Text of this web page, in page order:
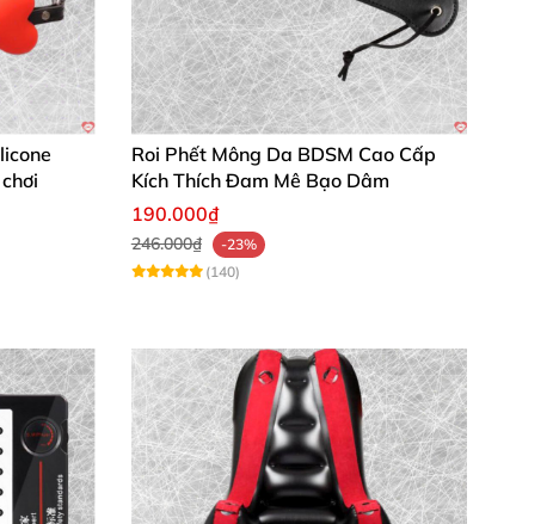
Roi Phết Mông Da BDSM Cao Cấp
Kích Thích Đam Mê Bạo Dâm
190.000₫
246.000₫
-23%
(140)